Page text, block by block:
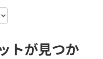
トが見つか